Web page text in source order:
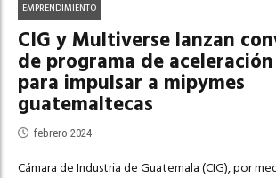
EMPRENDIMIENTO
CIG y Multiverse lanzan
de programa de
para impulsar a mipymes
guatemaltecas
febrero 2024
Cámara de Industria de Guatemala (CIG), por